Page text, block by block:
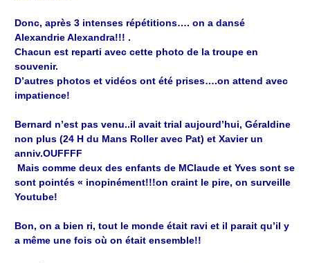
Donc, après 3 intenses répétitions…. on a dansé
Alexandrie Alexandra!!! .
Chacun est reparti avec cette photo de la troupe en
souvenir.
D’autres photos et vidéos ont été prises….on attend avec
impatience!
Bernard n’est pas venu..il avait trial aujourd’hui, Géraldine
non plus (24 H du Mans Roller avec Pat) et Xavier un
anniv.OUFFFF
Mais comme deux des enfants de MClaude et Yves sont se
sont pointés « inopinément!!!on craint le pire, on surveille
Youtube!
Bon, on a bien ri, tout le monde était ravi et il parait qu’il y
a même une fois où on était ensemble!!